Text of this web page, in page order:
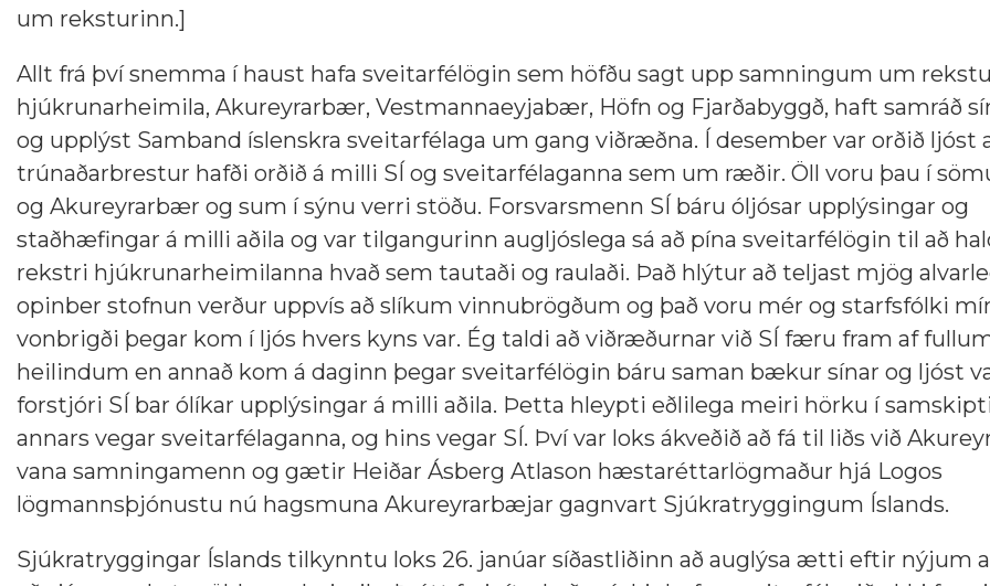
um reksturinn.]
Allt frá því snemma í haust hafa sveitarfélögin sem höfðu sagt upp samningum um
hjúkrunarheimila, Akureyrarbær, Vestmannaeyjabær, Höfn og Fjarðabyggð, haft samráð
og upplýst Samband íslenskra sveitarfélaga um gang viðræðna. Í desember var orðið ljóst
trúnaðarbrestur hafði orðið á milli SÍ og sveitarfélaganna sem um ræðir. Öll voru þau í
og Akureyrarbær og sum í sýnu verri stöðu. Forsvarsmenn SÍ báru óljósar upplýsingar og
staðhæfingar á milli aðila og var tilgangurinn augljóslega sá að pína sveitarfélögin til að
rekstri hjúkrunarheimilanna hvað sem tautaði og raulaði. Það hlýtur að teljast mjög
opinber stofnun verður uppvís að slíkum vinnubrögðum og það voru mér og starfsfólki
vonbrigði þegar kom í ljós hvers kyns var. Ég taldi að viðræðurnar við SÍ færu fram af
heilindum en annað kom á daginn þegar sveitarfélögin báru saman bækur sínar og ljóst
forstjóri SÍ bar ólíkar upplýsingar á milli aðila. Þetta hleypti eðlilega meiri hörku í
annars vegar sveitarfélaganna, og hins vegar SÍ. Því var loks ákveðið að fá til liðs við
vana samningamenn og gætir Heiðar Ásberg Atlason hæstaréttarlögmaður hjá Logos
lögmannsþjónustu nú hagsmuna Akureyrarbæjar gagnvart Sjúkratryggingum Íslands.
Sjúkratryggingar Íslands tilkynntu loks 26. janúar síðastliðinn að auglýsa ætti eftir nýjum